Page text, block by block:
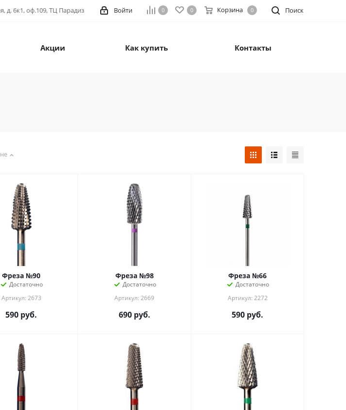
д. 6к1, оф.109, ТЦ Парадиз Поиск
0 0 Корзина 0
Войти
Акции Как купить Контакты
Фреза №90
Достаточно
Артикул: 2673
590 руб.
Фреза №98
Достаточно
Артикул: 2669
690руб.
Фреза №66
Достаточно
Артикул: 2272
590 руб.